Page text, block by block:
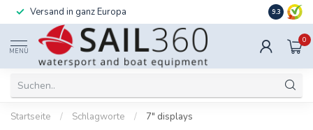
Versand in ganz Europa 9.3
MENÜ
0
Startseite / Schlagworte / 7" displays